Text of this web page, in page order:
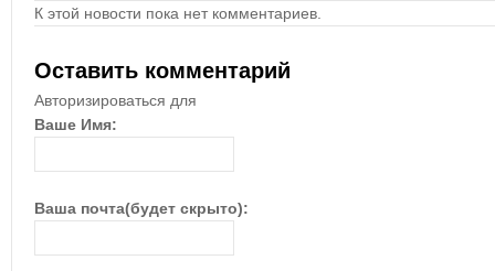
К этой новости пока нет комментариев.
Оставить комментарий
Авторизироваться для
Ваше Имя:
Ваша почта(будет скрыто):